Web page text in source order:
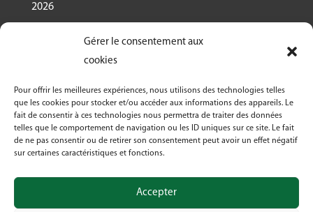
Gérer le consentement aux
cookies
Pour offrir les meilleures expériences, nous utilisons des technologies telles
que les cookies pour stocker et/ou accéder aux informations des appareils. Le
fait de consentir à ces technologies nous permettra de traiter des données
telles que le comportement de navigation ou les ID uniques sur ce site. Le fait
de ne pas consentir ou de retirer son consentement peut avoir un effet négatif
sur certaines caractéristiques et fonctions.
Accepter
2026
décernés par Canopea
Découvrez nos activités dans le cadre de « La
Semaine Bio 2026 »
Le Crabe asbl fête ses 50 ans en 2026!